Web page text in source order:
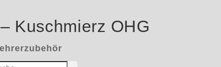
Kuschmierz OHG